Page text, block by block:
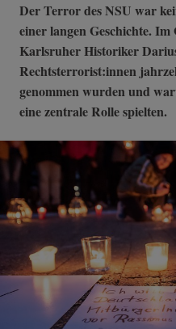
Der Terror des NSU war
einer langen Geschichte.
Karlsruher Historiker
Rechtsterrorist:innen
genommen wurden und
eine zentrale Rolle spielten.